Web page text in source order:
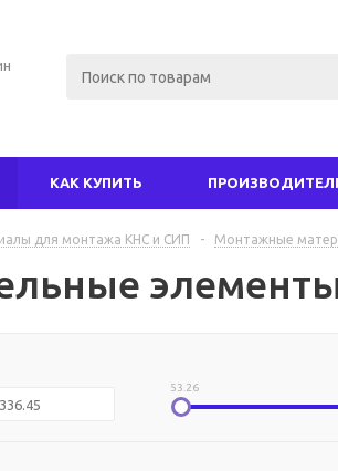
КАК КУПИТЬ
для монтажа КНС и СИП - Монтажные
53.26